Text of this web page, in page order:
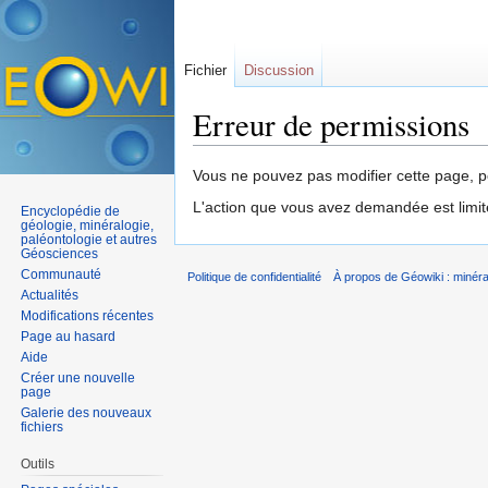
Erreur de permissions
Vous ne pouvez pas modifier cette page,
L'action que vous avez demandée est
Fichier Discussion
Encyclopédie de
géologie, minéralogie,
paléontologie et autres
Géosciences
Communauté
Actualités
Modifications récentes
Page au hasard
Aide
Créer une nouvelle
page
Galerie des nouveaux
fichiers
Outils
Politique de confidentialité À propos de Géowiki :